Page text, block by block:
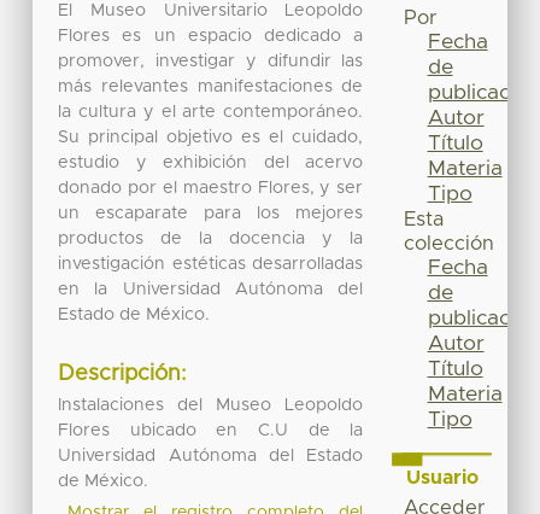
El Museo Universitario Leopoldo
Flores es un espacio dedicado a
promover, investigar y difundir las
más relevantes manifestaciones de
la cultura y el arte contemporáneo.
Su principal objetivo es el cuidado,
estudio y exhibición del acervo
donado por el maestro Flores, y ser
un escaparate para los mejores
productos de la docencia y la
investigación estéticas desarrolladas
en la Universidad Autónoma del
Estado de México.
Descripción:
Instalaciones del Museo Leopoldo
Flores ubicado en C.U de la
Universidad Autónoma del Estado
de México.
Por
Fecha
de
publicación
Autor
Título
Materia
Tipo
Esta
colección
Fecha
de
publicación
Autor
Título
Materia
Tipo
Usuario
Acceder